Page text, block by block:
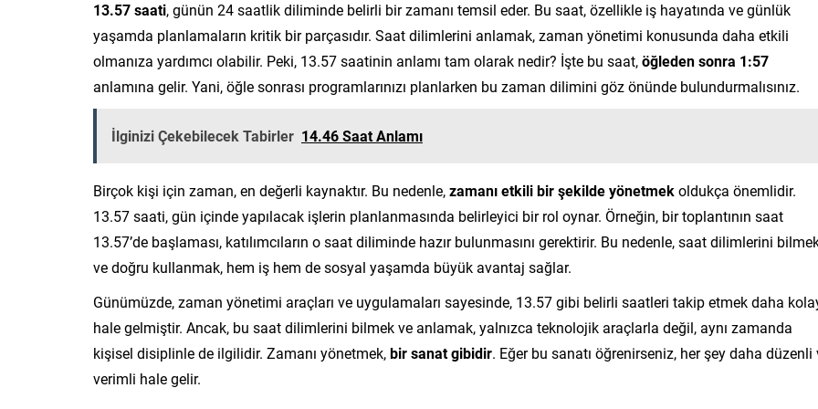
13.57 saati, günün 24 saatlik diliminde belirli bir zamanı temsil eder. Bu saat, özellikle iş hayatında ve günlük
yaşamda planlamaların kritik bir parçasıdır. Saat dilimlerini anlamak, zaman yönetimi konusunda daha etkili
olmanıza yardımcı olabilir. Peki, 13.57 saatinin anlamı tam olarak nedir? İşte bu saat,öğleden sonra 1:57
anlamına gelir. Yani, öğle sonrası programlarınızı planlarken bu zaman dilimini göz önünde bulundurmalısınız.
İlginizi Çekebilecek Tabirler 14.46 Saat Anlamı
Birçok kişi için zaman, en değerli kaynaktır. Bu nedenle,zamanı etkili bir şekilde yönetmekoldukça önemlidir.
13.57 saati, gün içinde yapılacak işlerin planlanmasında belirleyici bir rol oynar. Örneğin, bir toplantının saat
13.57’de başlaması, katılımcıların o saat diliminde hazır bulunmasını gerektirir. Bu nedenle, saat dilimlerini
ve doğru kullanmak, hem iş hem de sosyal yaşamda büyük avantaj sağlar.
Günümüzde, zaman yönetimi araçları ve uygulamaları sayesinde, 13.57 gibi belirli saatleri takip etmek daha
hale gelmiştir. Ancak, bu saat dilimlerini bilmek ve anlamak, yalnızca teknolojik araçlarla değil, aynı zamanda
kişisel disiplinle de ilgilidir. Zamanı yönetmek,bir sanat gibidir. Eğer bu sanatı öğrenirseniz, her şey daha düzenli
verimli hale gelir.